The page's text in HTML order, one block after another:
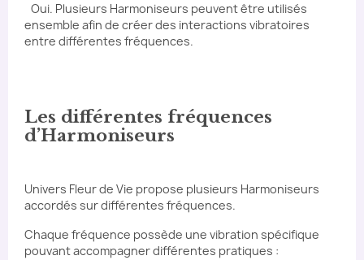
Oui. Plusieurs Harmoniseurs peuvent être utilisés
ensemble afin de créer des interactions vibratoires
entre différentes fréquences.
Les différentes fréquences
d’Harmoniseurs
Univers Fleur de Vie propose plusieurs Harmoniseurs
accordés sur différentes fréquences.
Chaque fréquence possède une vibration spécifique
pouvant accompagner différentes pratiques :